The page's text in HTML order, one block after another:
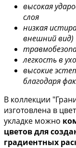
высокая
слоя
низкая
внешний вид)
легкость в
высокие
благодаря
В коллекции
изготовлена в
укладке можно
цветов для
градиентных